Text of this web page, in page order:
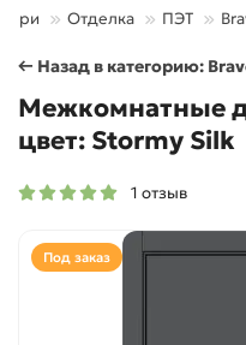
Отделка ПЭТ
← Назад в категорию:
Межкомнатные
цвет: Stormy Silk
1 отзыв
Под заказ